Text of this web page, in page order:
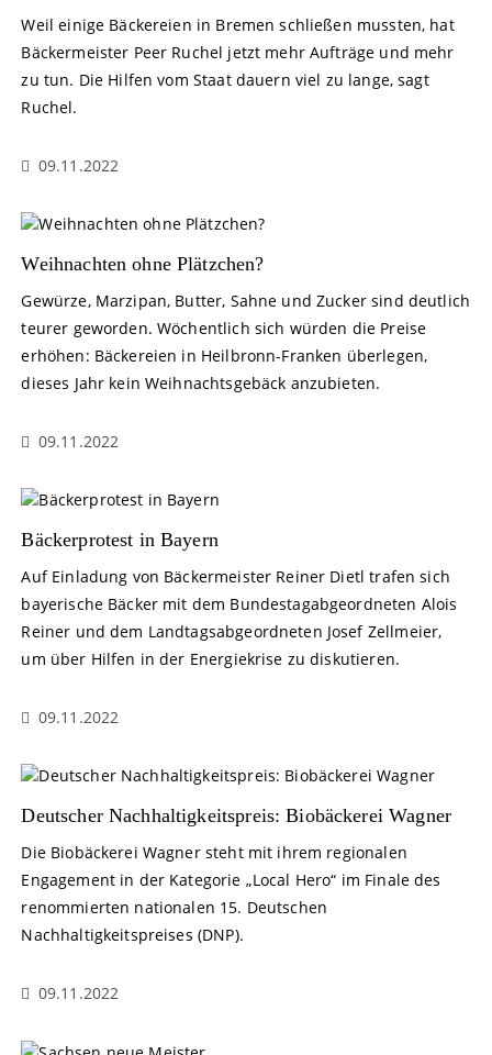
Weil einige Bäckereien in Bremen schließen mussten, hat
Bäckermeister Peer Ruchel jetzt mehr Aufträge und mehr
zu tun. Die Hilfen vom Staat dauern viel zu lange, sagt
Ruchel.
09.11.2022
Weihnachten ohne Plätzchen?
Gewürze, Marzipan, Butter, Sahne und Zucker sind deutlich
teurer geworden. Wöchentlich sich würden die Preise
erhöhen: Bäckereien in Heilbronn-Franken überlegen,
dieses Jahr kein Weihnachtsgebäck anzubieten.
09.11.2022
Bäckerprotest in Bayern
Auf Einladung von Bäckermeister Reiner Dietl trafen sich
bayerische Bäcker mit dem Bundestagabgeordneten Alois
Reiner und dem Landtagsabgeordneten Josef Zellmeier,
um über Hilfen in der Energiekrise zu diskutieren.
09.11.2022
Deutscher Nachhaltigkeitspreis: Biobäckerei Wagner
Die Biobäckerei Wagner steht mit ihrem regionalen
Engagement in der Kategorie „Local Hero“ im Finale des
renommierten nationalen 15. Deutschen
Nachhaltigkeitspreises (DNP).
09.11.2022